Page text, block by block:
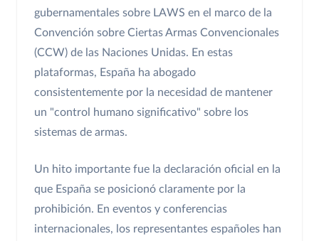
gubernamentales sobre LAWS en el marco de la
Convención sobre Ciertas Armas Convencionales
(CCW) de las Naciones Unidas. En estas
plataformas, España ha abogado
consistentemente por la necesidad de mantener
un "control humano significativo" sobre los
sistemas de armas.
Un hito importante fue la declaración oficial en la
que España se posicionó claramente por la
prohibición. En eventos y conferencias
internacionales, los representantes españoles han